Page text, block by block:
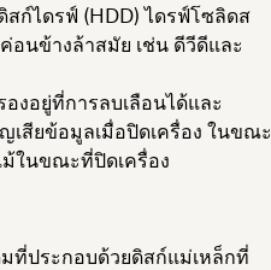
ก์ไดรฟ์ (HDD) ไดรฟ์โซลิดส
อนข้างล้าสมัย เช่น ดีวีดีและ
งอยู่ที่การลบเลือนได้และ
เสียข้อมูลเมื่อปิดเครื่อง ในขณะ
ในขณะที่ปิดเครื่อง
ที่ประกอบด้วยดิสก์แม่เหล็กที่